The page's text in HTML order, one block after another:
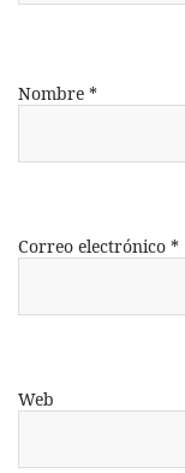
Nombre *
Correo electrónico *
Web